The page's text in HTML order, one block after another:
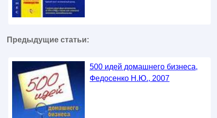
Предыдущие статьи:
500 идей домашнего бизнеса,
Федосенко Н.Ю., 2007